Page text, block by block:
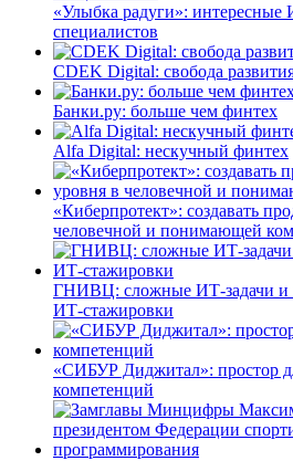
«Улыбка радуги»: интересные
специалистов
CDEK Digital: свобода
Банки.ру: больше чем финтех
Alfa Digital: нескучный финтех
«Киберпротект»: создавать
человечной и понимающей
ГНИВЦ: сложные ИТ‑задачи и
ИТ‑стажировки
«СИБУР Диджитал»: простор
компетенций